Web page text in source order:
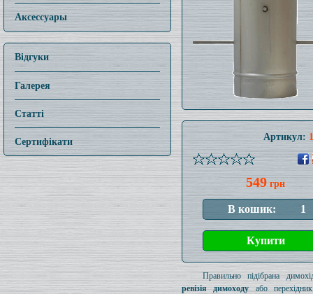
Аксессуары
Відгуки
Галерея
Статті
Сертифікати Артикул:
549 грн
Правильно підібрана
ревізія димоходу або